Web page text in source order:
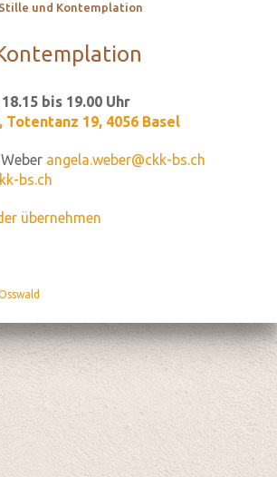
Stille und Kontemplation
bis 19.00 Uhr
, Totentanz 19, 4056 Basel
angela.weber@ckk-bs.ch
bs.ch
übernehmen